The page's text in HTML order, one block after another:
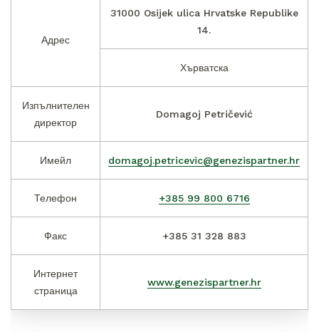
Адрес
31000 Osijek ulica Hrvatske Republike
14.
Хърватска
Изпълнителен
директор
Domagoj Petričević
Имейл domagoj.petricevic@genezispartner.hr
Телефон +385 99 800 6716
Факс +385 31 328 883
Интернет
страница
www.genezispartner.hr